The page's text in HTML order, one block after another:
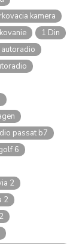
kamera
1 Din
passat b7
6
2
2